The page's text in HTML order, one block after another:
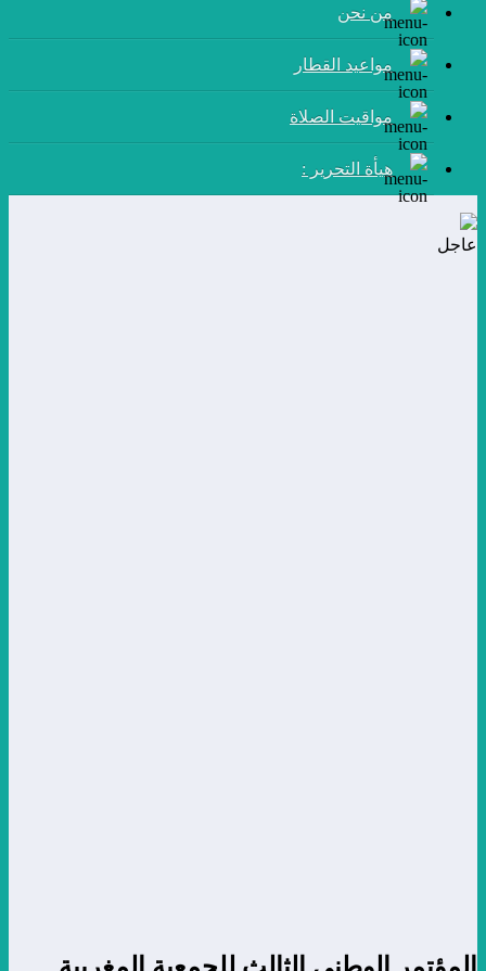
من نحن
مواعيد القطار
مواقيت الصلاة
هيأة التحرير :
عاجل